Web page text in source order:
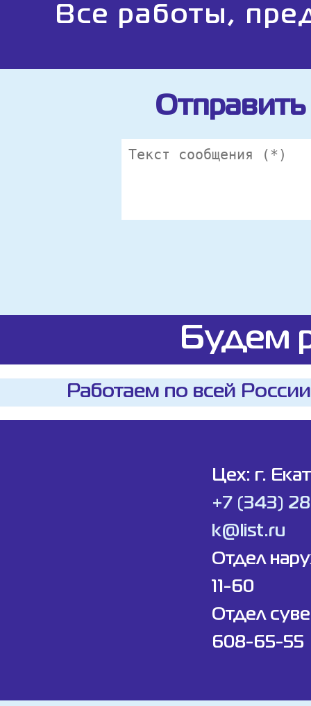
Все работы,
Отправить
Будем
Работаем по всей
Цех: г.
+7 (343)
k@list.ru
Отдел
11-60
Отдел
608-65-55